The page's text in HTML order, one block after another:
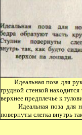
Идеальная поза для
грудной стенкой
верхнее предплечье к
Идеальная поза для
повернуты слегка внутрь